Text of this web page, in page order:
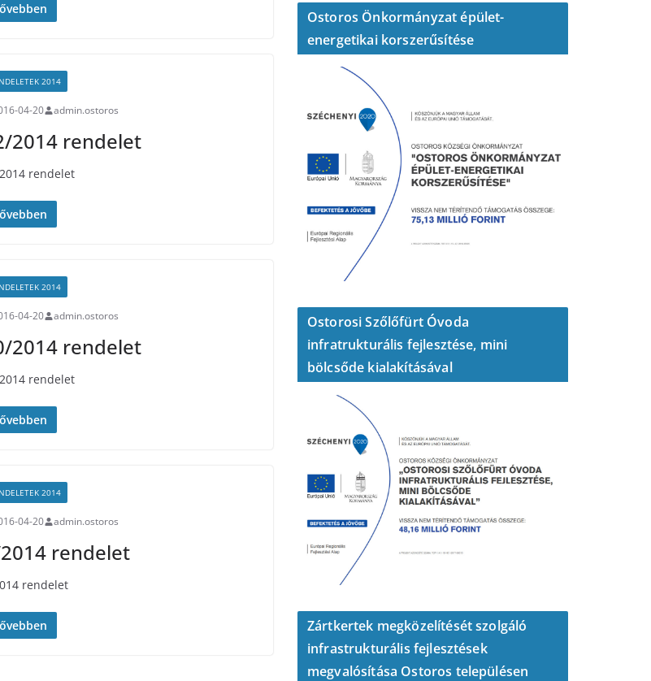
2014
04-20 admin.ostoros
2014 rendelet
rendelet
2014
04-20 admin.ostoros
2014 rendelet
rendelet
2014
04-20 admin.ostoros
rendelet
rendelet
Ostoros Önkormányzat épület-
energetikai korszerűsítése
Ostorosi Szőlőfürt Óvoda
infratrukturális fejlesztése, mini
bölcsőde kialakításával
Zártkertek megközelítését szolgáló
infrastrukturális fejlesztések
megvalósítása Ostoros településen